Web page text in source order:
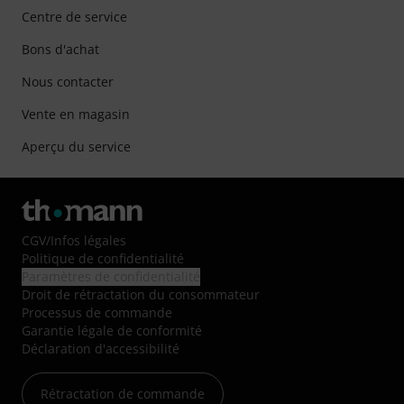
Centre de service
Bons d'achat
Nous contacter
Vente en magasin
Aperçu du service
CGV/Infos légales
Politique de confidentialité
Droit de rétractation du consommateur
Processus de commande
Garantie légale de conformité
Déclaration d'accessibilité
Rétractation de commande